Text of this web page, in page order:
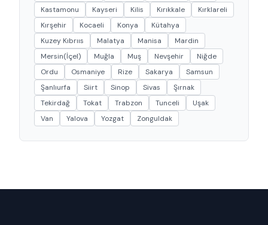
Kastamonu
Kayseri Kilis Kırıkkale
Kırklareli
Kırşehir
Kocaeli Konya
Kütahya
Kuzey Kıbrııs
Malatya Manisa
Mardin
Mersin(İçel)
Muğla Muş Nevşehir
Niğde
Ordu
Osmaniye Rize Sakarya
Samsun
Şanlıurfa
Siirt Sinop Sivas
Şırnak
Tekirdağ
Tokat Trabzon Tunceli
Uşak
Van
Yalova Yozgat Zonguldak